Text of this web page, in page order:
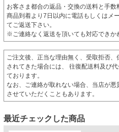
お客さま都合の返品・交換の送料と手数
商品到着より7日以内に電話もしくはメ
てご返送下さい。
※ご連絡なく返送を頂いても対応できか
ご注文後、正当な理由無く、受取拒否
されてきた場合には、 往復配送料及び
ております。
なお、ご連絡が取れない場合、当店が
させていただくこともあります。
最近チェックした商品